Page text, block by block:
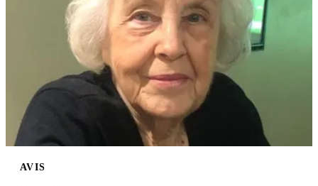
AVIS